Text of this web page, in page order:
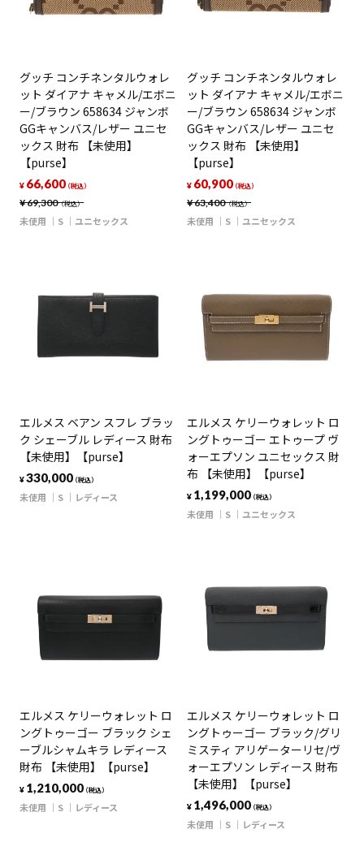
グッチ コンチネンタルウォレ
ット ダイアナ キャメル/エボニ
ー/ブラウン 658634 ジャンボ
GGキャンバス/レザー ユニセ
ックス 財布 【未使用】
【purse】
¥69,300（税込）
¥ 66,600（税込）
未使用 S ユニセックス
グッチ コンチネンタルウォレ
ット ダイアナ キャメル/エボニ
ー/ブラウン 658634 ジャンボ
GGキャンバス/レザー ユニセ
ックス 財布 【未使用】
【purse】
¥63,400（税込）
¥ 60,900（税込）
未使用 S ユニセックス
エルメス ベアン スフレ ブラッ
ク シェーブル レディース 財布
【未使用】【purse】
¥330,000（税込）
未使用 S レディース
エルメス ケリーウォレット ロ
ングトゥーゴー エトゥープ ヴ
ォーエプソン ユニセックス 財
布 【未使用】【purse】
¥ 1,199,000（税込）
未使用 S ユニセックス
エルメス ケリーウォレット ロ
ングトゥーゴー ブラック シェ
ーブルシャムキラ レディース
財布 【未使用】【purse】
¥ 1,210,000（税込）
未使用 S レディース
エルメス ケリーウォレット ロ
ングトゥーゴー ブラック/グリ
ミスティ アリゲーターリセ/ヴ
ォーエプソン レディース 財布
【未使用】【purse】
¥ 1,496,000（税込）
未使用 S レディース